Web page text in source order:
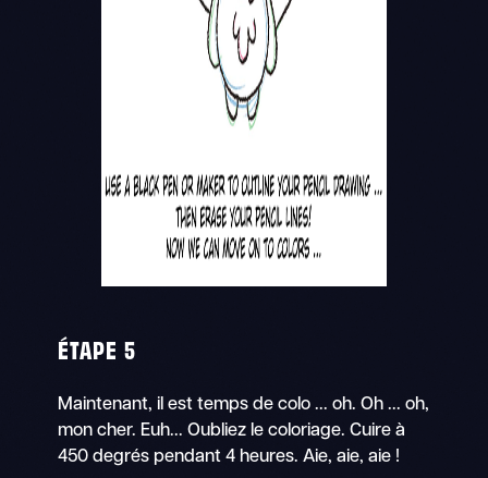
ÉTAPE 5
Maintenant, il est temps de colo ... oh. Oh ... oh,
mon cher. Euh... Oubliez le coloriage. Cuire à
450 degrés pendant 4 heures. Aie, aie, aie !